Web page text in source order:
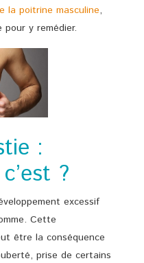
la poitrine masculine,
y remédier.
:
?
excessif
Cette
être la conséquence
prise de certains